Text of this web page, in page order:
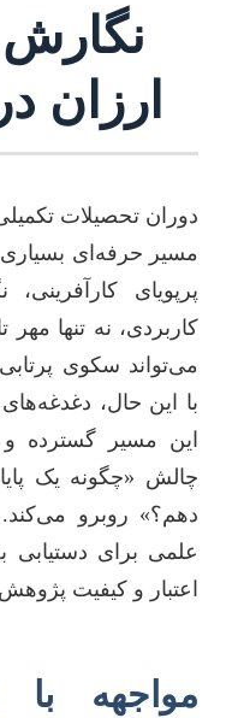
نگارش
ارزان
دوران تحصیلات
مسیر حرفه‌ای
پرپویای
کاربردی، نه تنها مهر
می‌تواند سکوی
با این حال،
این مسیر گسترده و
چالش «چگونه یک
دهم؟» روبرو می‌کند.
علمی برای دستیابی
اعتبار و کیفیت
مواجهه